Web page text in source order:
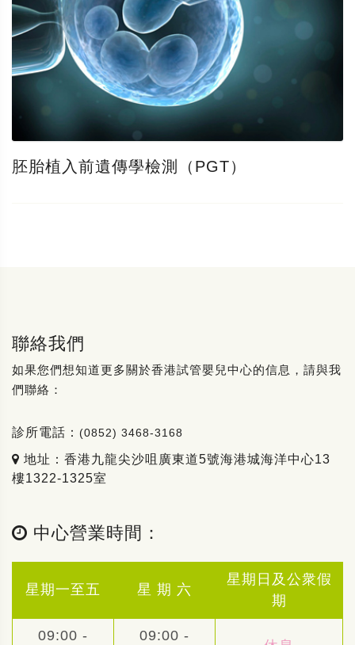
胚胎植入前遺傳學檢測（PGT）
聯絡我們
如果您們想知道更多關於香港試管嬰兒中心的信息，請與我
們聯絡：
診所電話： (0852) 3468-3168
地址：香港九龍尖沙咀廣東道5號海港城海洋中心13
樓1322-1325室
中心營業時間：
星期一至五 星 期 六
星期日及公衆假
期
09:00 - 09:00 -